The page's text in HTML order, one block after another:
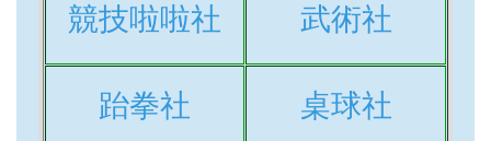
競技啦啦社 武術社
跆拳社 桌球社